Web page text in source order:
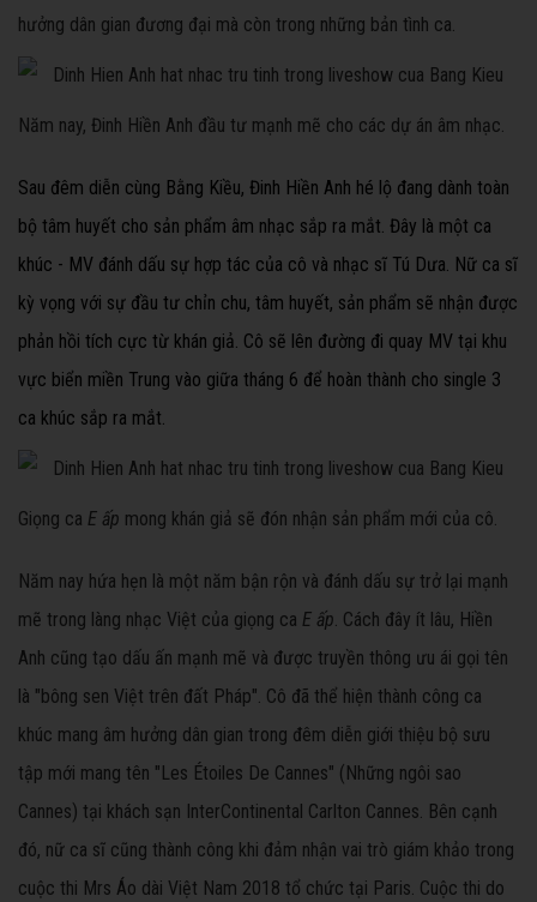
hưởng dân gian đương đại mà còn trong những bản tình ca.
Năm nay, Đinh Hiền Anh đầu tư mạnh mẽ cho các dự án âm nhạc.
Sau đêm diễn cùng Bằng Kiều, Đinh Hiền Anh hé lộ đang dành toàn
bộ tâm huyết cho sản phẩm âm nhạc sắp ra mắt. Đây là một ca
khúc - MV đánh dấu sự hợp tác của cô và nhạc sĩ Tú Dưa. Nữ ca sĩ
kỳ vọng với sự đầu tư chỉn chu, tâm huyết, sản phẩm sẽ nhận được
phản hồi tích cực từ khán giả. Cô sẽ lên đường đi quay MV tại khu
vực biển miền Trung vào giữa tháng 6 để hoàn thành cho single 3
ca khúc sắp ra mắt.
Giọng ca E ấp mong khán giả sẽ đón nhận sản phẩm mới của cô.
Năm nay hứa hẹn là một năm bận rộn và đánh dấu sự trở lại mạnh
mẽ trong làng nhạc Việt của giọng ca E ấp. Cách đây ít lâu, Hiền
Anh cũng tạo dấu ấn mạnh mẽ và được truyền thông ưu ái gọi tên
là "bông sen Việt trên đất Pháp". Cô đã thể hiện thành công ca
khúc mang âm hưởng dân gian trong đêm diễn giới thiệu bộ sưu
tập mới mang tên "Les Étoiles De Cannes" (Những ngôi sao
Cannes) tại khách sạn InterContinental Carlton Cannes. Bên cạnh
đó, nữ ca sĩ cũng thành công khi đảm nhận vai trò giám khảo trong
cuộc thi Mrs Áo dài Việt Nam 2018 tổ chức tại Paris. Cuộc thi do